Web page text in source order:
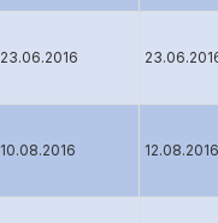
23.06.2016
10.08.2016 12.08.2016